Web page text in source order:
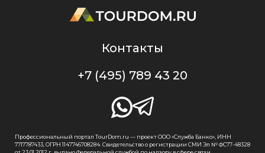
Контакты
+7 (495) 789 43 20
Профессиональный портал TourDom.ru — проект ООО «Служба Банко», ИНН
7717787433, ОГРН 1147746708284. Свидетельство о регистрации СМИ Эл № ФС77-48328